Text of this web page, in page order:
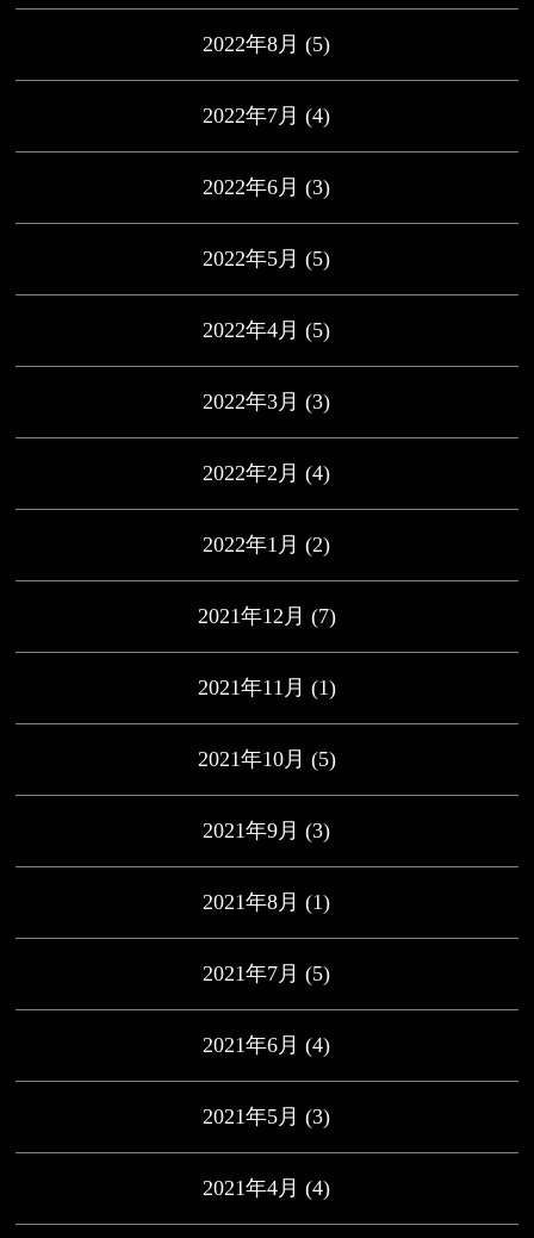
2022年8月 (5)
2022年7月 (4)
2022年6月 (3)
2022年5月 (5)
2022年4月 (5)
2022年3月 (3)
2022年2月 (4)
2022年1月 (2)
2021年12月 (7)
2021年11月 (1)
2021年10月 (5)
2021年9月 (3)
2021年8月 (1)
2021年7月 (5)
2021年6月 (4)
2021年5月 (3)
2021年4月 (4)